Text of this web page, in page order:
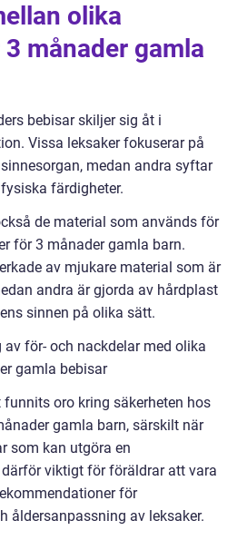
olika
månader gamla
bebisar skiljer sig åt i
Vissa leksaker fokuserar på
medan andra syftar
färdigheter.
de material som används för
för 3 månader gamla barn.
av mjukare material som är
andra är gjorda av hårdplast
sinnen på olika sätt.
för- och nackdelar med olika
gamla bebisar
oro kring säkerheten hos
gamla barn, särskilt när
som kan utgöra en
viktigt för föräldrar att vara
för
åldersanpassning av leksaker.